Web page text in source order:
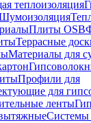
теплоизоляция
Плиты OSB
Террасные
Материалы для
Профили для
для
ленты
Системы